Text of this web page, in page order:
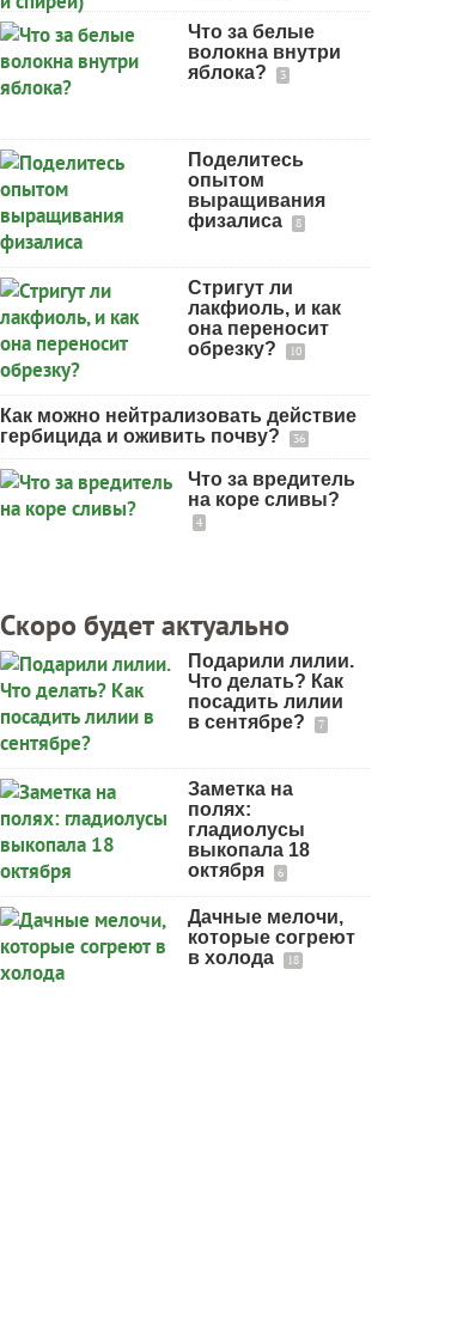
Что за белые
волокна внутри
яблока?
3
Поделитесь
опытом
выращивания
физалиса
8
Стригут ли
лакфиоль, и как
она переносит
обрезку?
10
Как можно нейтрализовать действие
гербицида и оживить почву?
36
Что за вредитель
на коре сливы?
4
Скоро будет актуально
Подарили лилии.
Что делать? Как
посадить лилии
в сентябре?
7
Заметка на
полях:
гладиолусы
выкопала 18
октября
6
Дачные мелочи,
которые согреют
в холода
18